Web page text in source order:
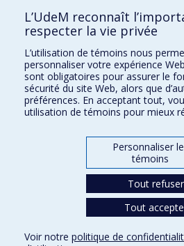
Écoles
Kinésiologie et des sciences de l’activité
Orthophonie et audiologie
Réadaptation
Directions
DPC
CPASS
L’UdeM reconnaît
respecter la vie privée
L’utilisation de témoins nous
personnaliser votre expérience
sont obligatoires pour assurer le
sécurité du site Web, alors que
préférences. En acceptant tout,
utilisation de témoins pour mieux
Personnaliser
témoins
Tout refuser
Tout
Voir notre politique de